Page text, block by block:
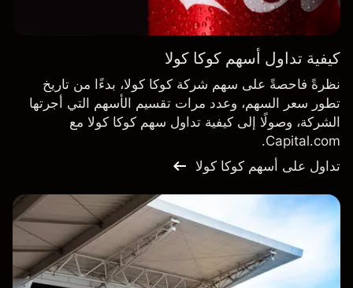
كيفية تداول أسهم كوكا كولا
نظرةً فاحصةً على سهم شركة كوكا كولا، بدءًا من تاريخ
تطور سعر السهم، وعدد مرات تقسيم الأسهم التي أجرتها
الشركة، وصولًا إلى كيفية تداول سهم كوكا كولا مع
Capital.com.
تداول على أسهم كوكا كولا